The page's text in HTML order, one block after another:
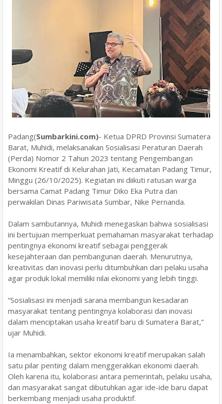
Padang(Sumbarkini.com)- Ketua DPRD Provinsi Sumatera
Barat, Muhidi, melaksanakan Sosialisasi Peraturan Daerah
(Perda) Nomor 2 Tahun 2023 tentang Pengembangan
Ekonomi Kreatif di Kelurahan Jati, Kecamatan Padang Timur,
Minggu (26/10/2025). Kegiatan ini diikuti ratusan warga
bersama Camat Padang Timur Diko Eka Putra dan
perwakilan Dinas Pariwisata Sumbar, Nike Pernanda.
Dalam sambutannya, Muhidi menegaskan bahwa sosialisasi
ini bertujuan memperkuat pemahaman masyarakat terhadap
pentingnya ekonomi kreatif sebagai penggerak
kesejahteraan dan pembangunan daerah. Menurutnya,
kreativitas dan inovasi perlu ditumbuhkan dari pelaku usaha
agar produk lokal memiliki nilai ekonomi yang lebih tinggi.
“Sosialisasi ini menjadi sarana membangun kesadaran
masyarakat tentang pentingnya kolaborasi dan inovasi
dalam menciptakan usaha kreatif baru di Sumatera Barat,”
ujar Muhidi.
Ia menambahkan, sektor ekonomi kreatif merupakan salah
satu pilar penting dalam menggerakkan ekonomi daerah.
Oleh karena itu, kolaborasi antara pemerintah, pelaku usaha,
dan masyarakat sangat dibutuhkan agar ide-ide baru dapat
berkembang menjadi usaha produktif.